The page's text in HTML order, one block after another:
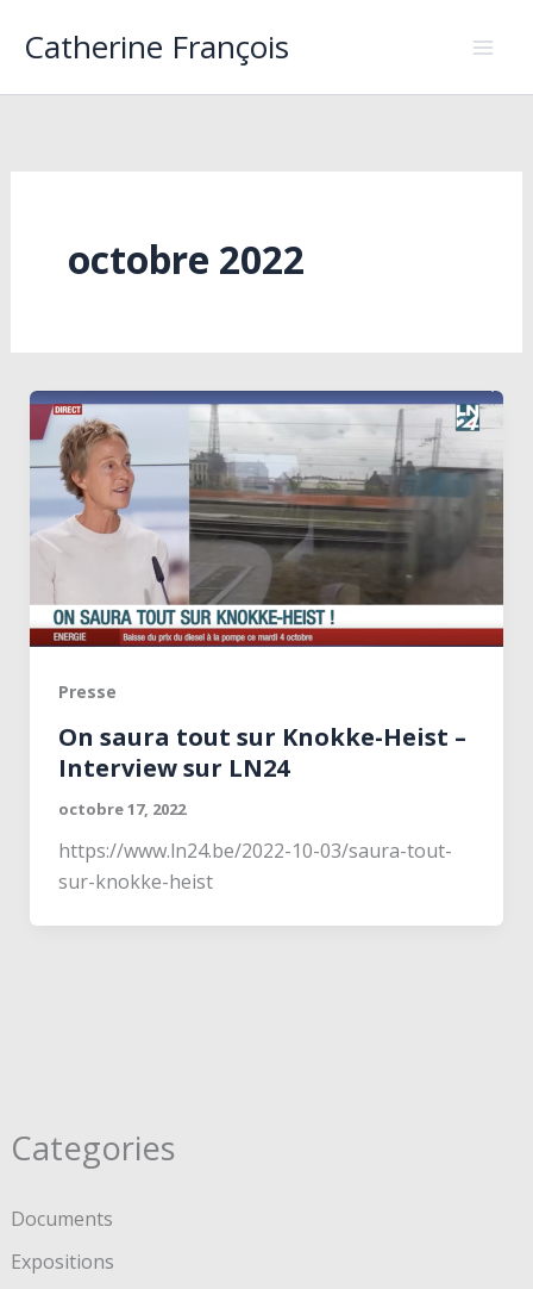
Catherine François
Categories
Documents
Expositions
octobre 2022
Presse
On saura tout sur Knokke-Heist –
Interview sur LN24
octobre 17, 2022
https://www.ln24.be/2022-10-03/saura-tout-
sur-knokke-heist